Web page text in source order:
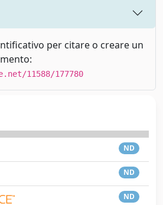
per citare o creare un
11588/177780
ND
ND
ND